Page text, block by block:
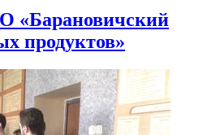
«Барановичский
продуктов»